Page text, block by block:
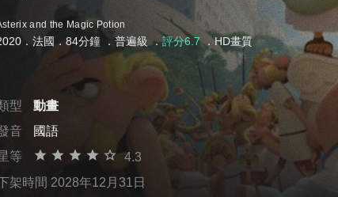
and the Magic Potion
．法國．84分鐘 ． 普遍級 ．評分6.7．HD畫質
型
動畫
音
國語
等
4.3
架時間 2028年12月31日